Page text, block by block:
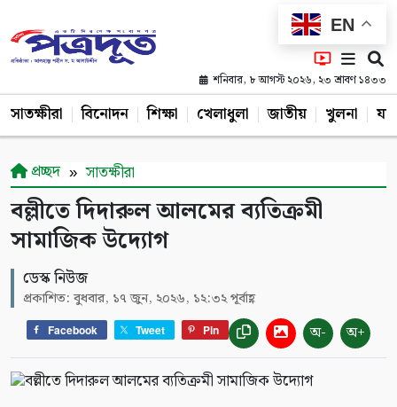
EN
শনিবার, ৮ আগস্ট ২০২৬, ২৩ শ্রাবণ ১৪৩৩
সাতক্ষীরা বিনোদন শিক্ষা খেলাধুলা জাতীয় খুলনা
প্রচ্ছদ সাতক্ষীরা
বল্লীতে দিদারুল আলমের ব্যতিক্রমী
সামাজিক উদ্যোগ
ডেস্ক নিউজ
প্রকাশিত: বুধবার, ১৭ জুন, ২০২৬, ১২:৩২ পূর্বাহ্ণ
Facebook Tweet Pin অ- অ+